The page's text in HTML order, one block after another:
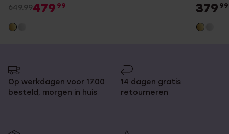
649.99479 99 379 99
Op werkdagen voor 17.00
besteld, morgen in huis
14 dagen gratis
retourneren